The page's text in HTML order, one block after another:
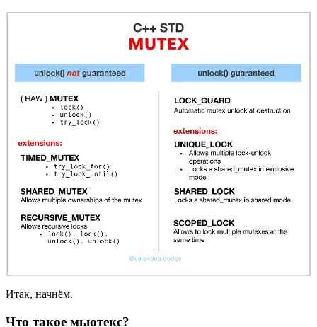
Итак, начнём.
Что такое мьютекс?